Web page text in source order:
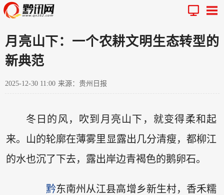
月亮山下：一个农耕文明生态转型的
新典范
2025-12-30 11:00 来源：贵州日报
冬日的风，吹到月亮山下，就变得柔和起
来。山的轮廓在薄雾里显露出几分清瘦，都柳江
的水也沉了下去，露出岸边青褐色的鹅卵石。
黔东南州从江县高增乡新生村，香禾糯